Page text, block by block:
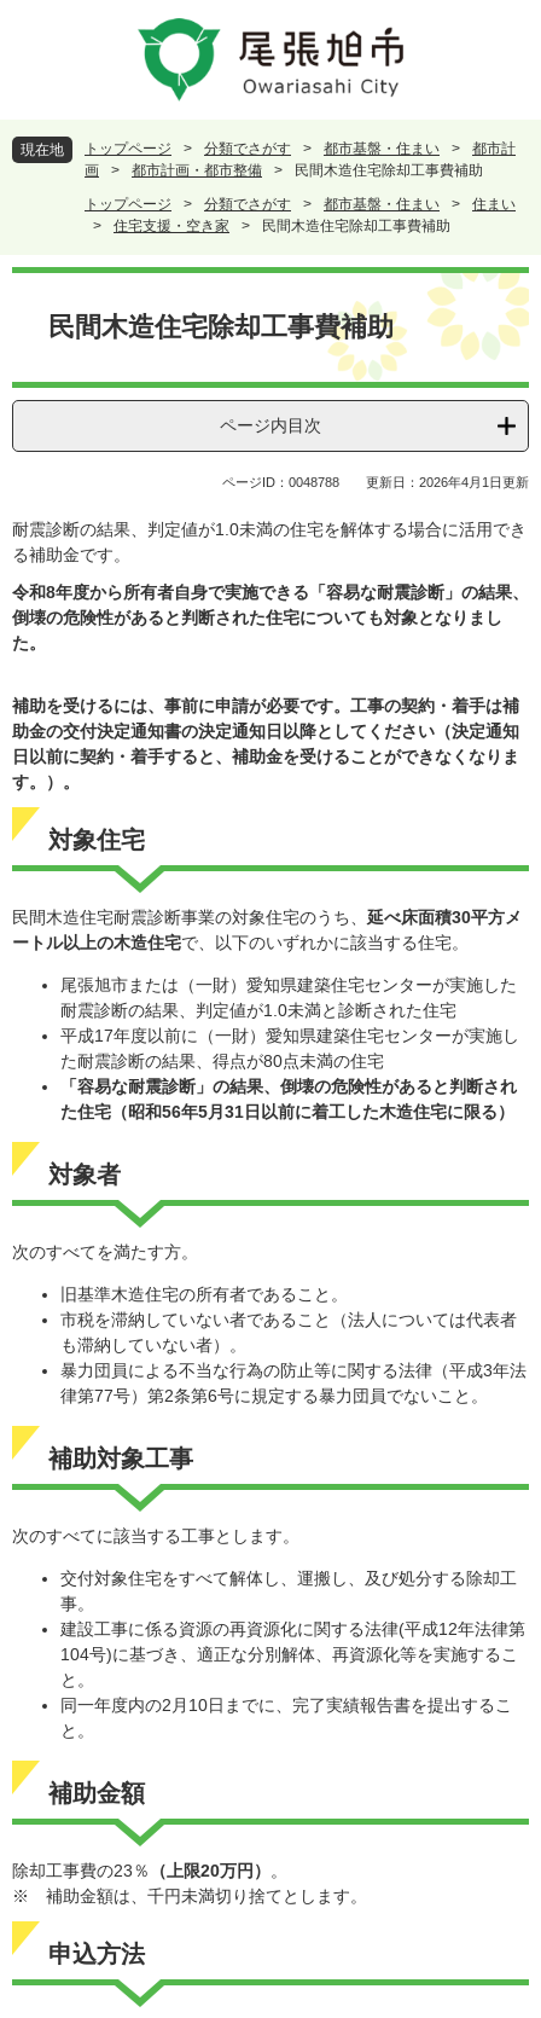
頭
で
飛
ば
文
現在地 トップページ > 分類でさがす > 都市基盤・住まい >
都市計
画
> 都市計画・都市整備 >
民間木造住宅除却工事費補助
トップページ
> 分類でさがす > 都市基盤・住まい >
住まい
>
住宅支援・空き家 > 民間木造住宅除却工事費補助
本
民間木造住宅除却工事費補助
ページ内目次
ページID：0048788 更新日：2026年4月1日更新
耐震診断の結果、判定値が1.0未満の住宅を解体する場合に活用でき
る補助金です。​
令和8年度から所有者自身で実施できる「容易な耐震診断」の結果、
倒壊の危険性があると判断された住宅についても対象となりまし
た。
補助を受けるには、事前に申請が必要です。 工事の契約・着手は補
助金の交付決定通知書の決定通知日以降としてください（決定通知
日以前に契約・着手すると、補助金を受けることができなくなりま
す。）。
対象住宅
民間木造住宅耐震診断事業の対象住宅のうち、 延べ床面積30平方メ
ートル以上の木造住宅で、以下のいずれかに該当する住宅。
尾張旭市または（一財）愛知県建築住宅センターが実施した
耐震診断の結果、判定値が1.0未満と診断された住宅
平成17年度以前に（一財）愛知県建築住宅センターが実施し
た耐震診断の結果、得点が80点未満の住宅
「容易な耐震診断」の結果、倒壊の危険性があると判断され
た住宅（昭和56年5月31日以前に着工した木造住宅に限る）
対象者
次のすべてを満たす方。
旧基準木造住宅の所有者であること。
市税を滞納していない者であること（法人については代表者
も滞納していない者）。
暴力団員による不当な行為の防止等に関する法律（平成3年法
律第77号）第2条第6号に規定する暴力団員でないこと。
補助対象工事
次のすべてに該当する工事とします。
交付対象住宅をすべて解体し、運搬し、及び処分する除却工
事。
建設工事に係る資源の再資源化に関する法律(平成12年法律第
104号)に基づき、適正な分別解体、再資源化等を実施するこ
と。
同一年度内の2月10日までに、完了実績報告書を提出するこ
と。
補助金額
除却工事費の23％ （上限20万円）
。
​※ 補助金額は、千円未満切り捨てとします。​
申込方法